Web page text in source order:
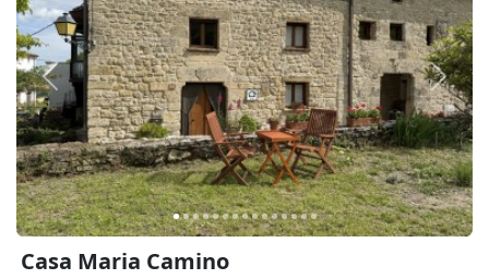
Anterior
Casa Maria Camino